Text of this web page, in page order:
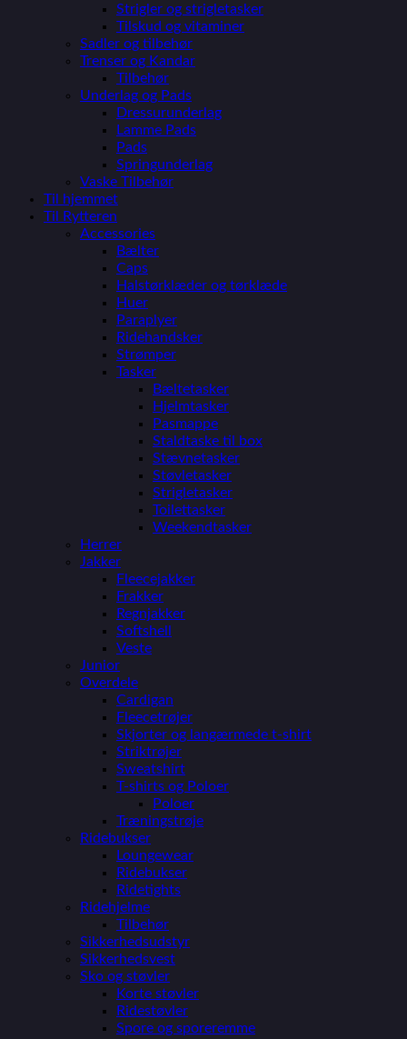
Strigler og strigletasker
Tilskud og vitaminer
Sadler og tilbehør
Trenser og Kandar
Tilbehør
Underlag og Pads
Dressurunderlag
Lamme Pads
Pads
Springunderlag
Vaske Tilbehør
Til hjemmet
Til Rytteren
Accessories
Bælter
Caps
Halstørklæder og tørklæde
Huer
Paraplyer
Ridehandsker
Strømper
Tasker
Bæltetasker
Hjelmtasker
Pasmappe
Staldtaske til box
Stævnetasker
Støvletasker
Strigletasker
Toilettasker
Weekendtasker
Herrer
Jakker
Fleecejakker
Frakker
Regnjakker
Softshell
Veste
Junior
Overdele
Cardigan
Fleecetrøjer
Skjorter og langærmede t-shirt
Striktrøjer
Sweatshirt
T-shirts og Poloer
Poloer
Træningstrøje
Ridebukser
Loungewear
Ridebukser
Ridetights
Ridehjelme
Tilbehør
Sikkerhedsudstyr
Sikkerhedsvest
Sko og støvler
Korte støvler
Ridestøvler
Spore og sporeremme